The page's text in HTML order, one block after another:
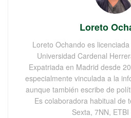
Loreto
Loreto Ochando es
Universidad Cardenal
Expatriada en Madrid desde
especialmente vinculada a la
aunque también escribe de
Es colaboradora habitual de
Sexta, 7NN,